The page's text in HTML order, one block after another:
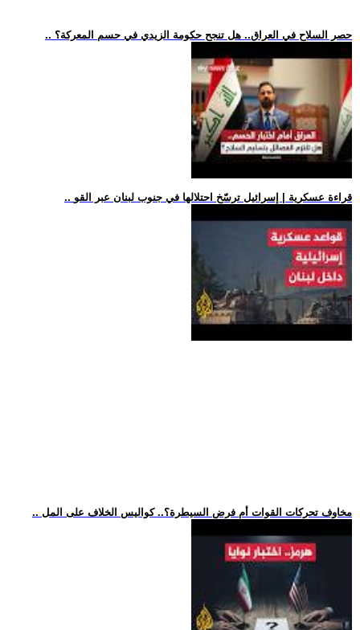
.. حصر السلاح في العراق.. هل تنجح حكومة الزيدي في حسم المعركة؟
.. قراءة عسكرية | إسرائيل ترسّخ احتلالها في جنوب لبنان عبر القو
.. مخاوف تحركات القوات أم فرض السيطرة؟.. كواليس الخلاف على المل